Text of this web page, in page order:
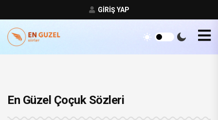
GIRIŞ YAP
En Güzel Çoçuk Sözleri